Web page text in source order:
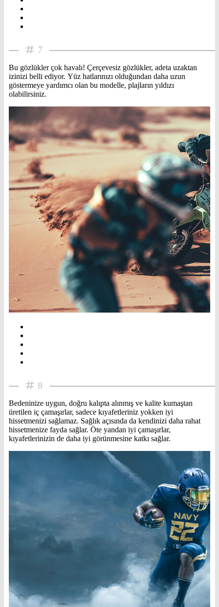
7
Bu gözlükler çok havalı! Çerçevesiz gözlükler, adeta uzaktan
izinizi belli ediyor. Yüz hatlarınızı olduğundan daha uzun
göstermeye yardımcı olan bu modelle, plajların yıldızı
olabilirsiniz.
8
Bedeninize uygun, doğru kalıpta alınmış ve kalite kumaştan
üretilen iç çamaşırlar, sadece kıyafetleriniz yokken iyi
hissetmenizi sağlamaz. Sağlık açısında da kendinizi daha rahat
hissetmenize fayda sağlar. Öte yandan iyi çamaşırlar,
kıyafetlerinizin de daha iyi görünmesine katkı sağlar.